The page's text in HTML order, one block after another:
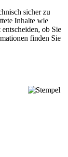
sicher zu
Inhalte wie
ob Sie
finden Sie